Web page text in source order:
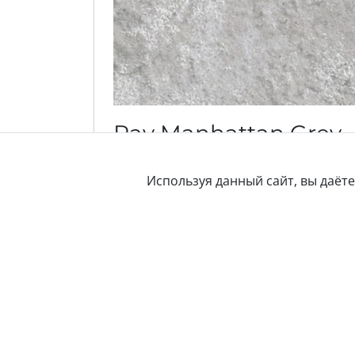
Pav Manhattan Grey
Плитка напольная
Используя данный сайт, вы